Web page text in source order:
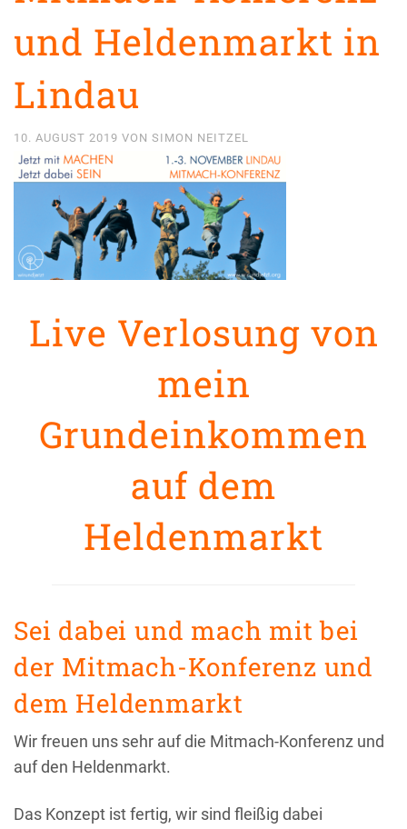
und Heldenmarkt in
Lindau
10. AUGUST 2019 VON SIMON NEITZEL
Live Verlosung von
mein
Grundeinkommen
auf dem
Heldenmarkt
Sei dabei und mach mit bei
der Mitmach-Konferenz und
dem Heldenmarkt
Wir freuen uns sehr auf die Mitmach-Konferenz und
auf den Heldenmarkt.
Das Konzept ist fertig, wir sind fleißig dabei